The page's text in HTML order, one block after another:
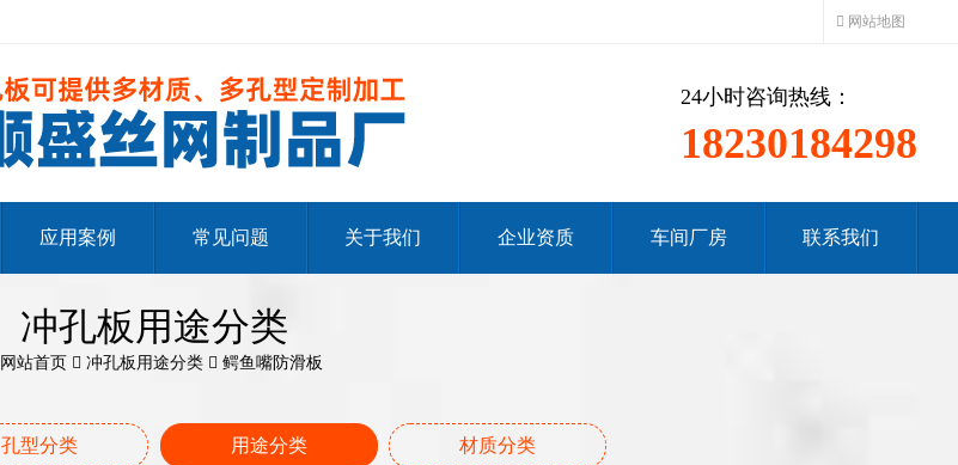
网站地图
24小时咨询热线：
18230184298
应用案例 常见问题 关于我们 企业资质 车间厂房 联系我们
冲孔板用途分类
网站首页 冲孔板用途分类 鳄鱼嘴防滑板
孔型分类 用途分类 材质分类